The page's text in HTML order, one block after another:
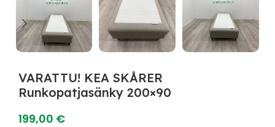
VARATTU! KEA SKÅRER
Runkopatjasänky 200×90
199,00 €